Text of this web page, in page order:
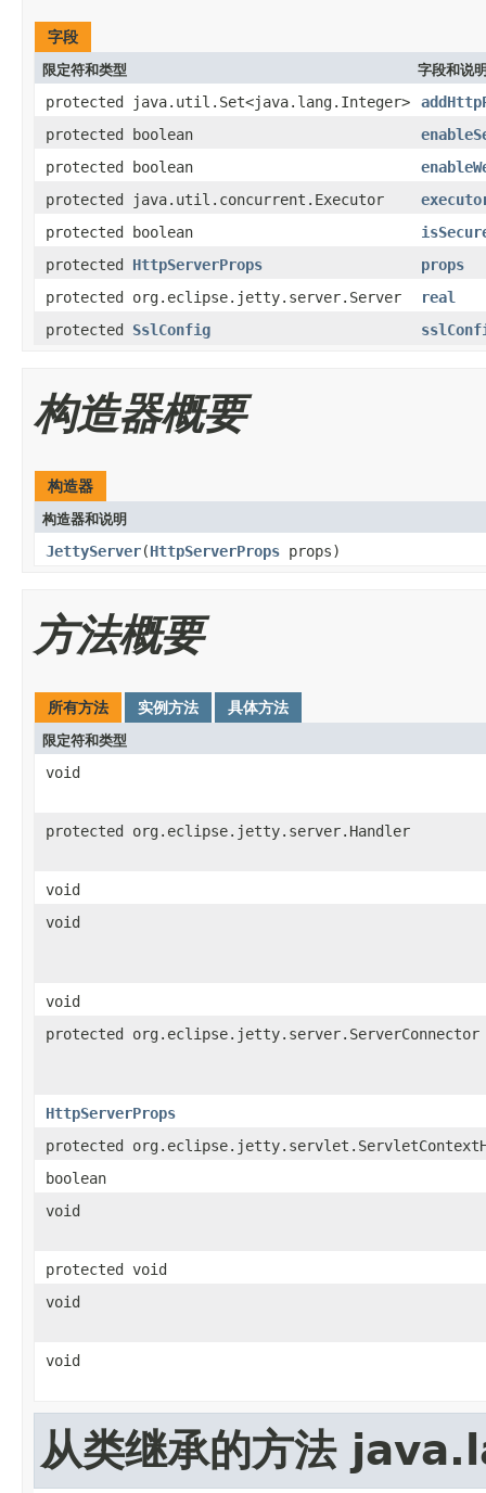
字段
限定符和类型 字段和说
protected java.util.Set<java.lang.Integer>
protected boolean
protected boolean
protected java.util.concurrent.Executor
protected boolean
protected HttpServerProps
props
protected org.eclipse.jetty.server.Server
real
protected SslConfig
构造器概要
构造器
构造器和说明
JettyServer(HttpServerProps props)
方法概要
所有方法 实例方法 具体方法
限定符和类型
void
protected org.eclipse.jetty.server.Handler
void
void
void
protected org.eclipse.jetty.server.ServerConnector
HttpServerProps
protected
boolean
void
protected void
void
void
从类继承的方法